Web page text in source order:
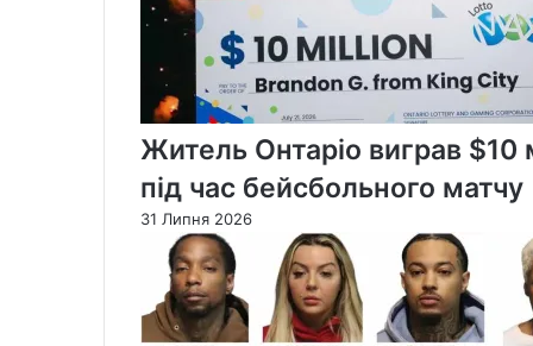
Житель Онтаріо виграв $10
під час бейсбольного матчу
31 Липня 2026